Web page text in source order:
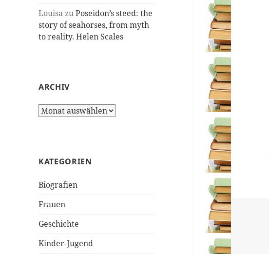
LouisazuPoseidon’s steed: the
story of seahorses, from myth
to reality. Helen Scales
ARCHIV
Archiv
KATEGORIEN
Biografien
Frauen
Geschichte
Kinder-Jugend